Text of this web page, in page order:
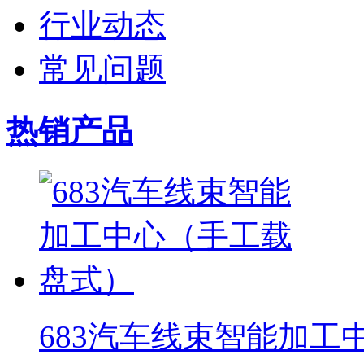
行业动态
常见问题
热销产品
683汽车线束智能加工